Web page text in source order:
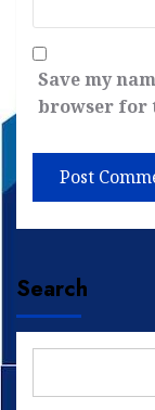
Save my
browser for
Search